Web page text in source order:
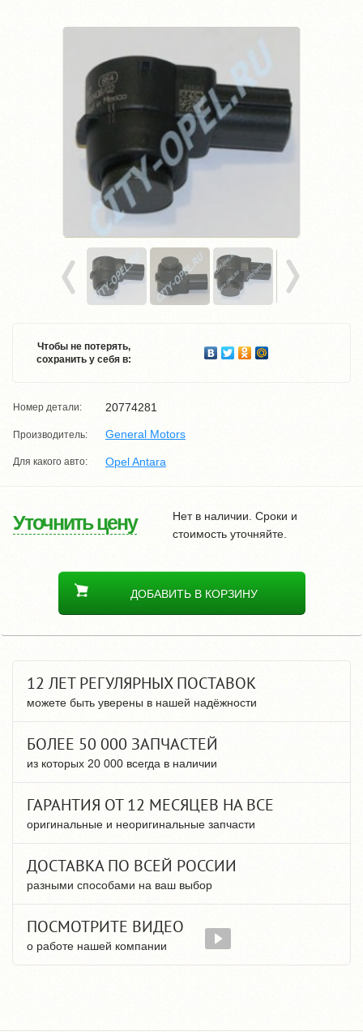
Чтобы не потерять,
сохранить у себя в:
Номер детали: 20774281
Производитель: General Motors
Для какого авто: Opel Antara
Уточнить цену
Нет в наличии. Сроки и
стоимость уточняйте.
ДОБАВИТЬ В КОРЗИНУ
12 ЛЕТ РЕГУЛЯРНЫХ ПОСТАВОК
можете быть уверены в нашей надёжности
БОЛЕЕ 50 000 ЗАПЧАСТЕЙ
из которых 20 000 всегда в наличии
ГАРАНТИЯ ОТ 12 МЕСЯЦЕВ НА ВСЕ
оригинальные и неоригинальные запчасти
ДОСТАВКА ПО ВСЕЙ РОССИИ
разными способами на ваш выбор
ПОСМОТРИТЕ ВИДЕО
о работе нашей компании